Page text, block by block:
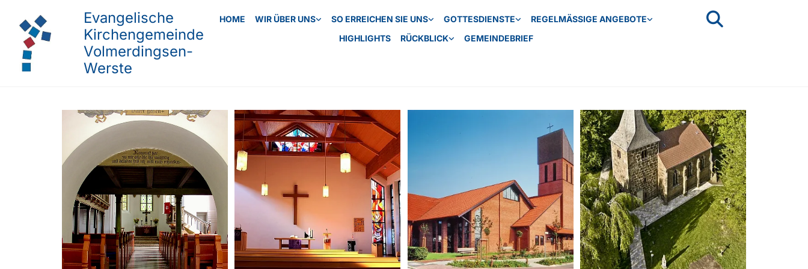
Evangelische
Kirchengemeinde
Volmerdingsen-
Werste
HOME WIR ÜBER UNS SO ERREICHEN SIE UNS GOTTESDIENSTE
REGELMÄSSIGE ANGEBOTE
HIGHLIGHTS
RÜCKBLICK GEMEINDEBRIEF